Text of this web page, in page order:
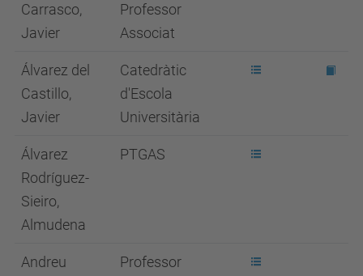
Carrasco,
Javier
Professor
Associat
Álvarez del
Castillo,
Javier
Catedràtic
d'Escola
Universitària
Álvarez
Rodríguez-
Sieiro,
Almudena
PTGAS
Andreu
Professor